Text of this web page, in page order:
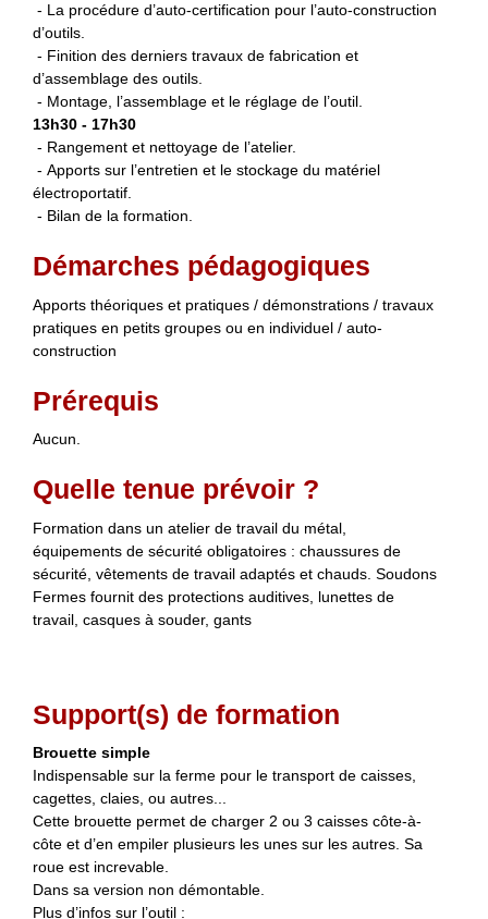
- La procédure d’auto-certification pour l’auto-construction
d’outils.
- Finition des derniers travaux de fabrication et
d’assemblage des outils.
- Montage, l’assemblage et le réglage de l’outil.
13h30 - 17h30
- Rangement et nettoyage de l’atelier.
- Apports sur l’entretien et le stockage du matériel
électroportatif.
- Bilan de la formation.
Démarches pédagogiques
Apports théoriques et pratiques / démonstrations / travaux
pratiques en petits groupes ou en individuel / auto-
construction
Prérequis
Aucun.
Quelle tenue prévoir ?
Formation dans un atelier de travail du métal,
équipements de sécurité obligatoires : chaussures de
sécurité, vêtements de travail adaptés et chauds. Soudons
Fermes fournit des protections auditives, lunettes de
travail, casques à souder, gants
Support(s) de formation
Brouette simple
Indispensable sur la ferme pour le transport de caisses,
cagettes, claies, ou autres...
Cette brouette permet de charger 2 ou 3 caisses côte-à-
côte et d’en empiler plusieurs les unes sur les autres. Sa
roue est increvable.
Dans sa version non démontable.
Plus d’infos sur l’outil :